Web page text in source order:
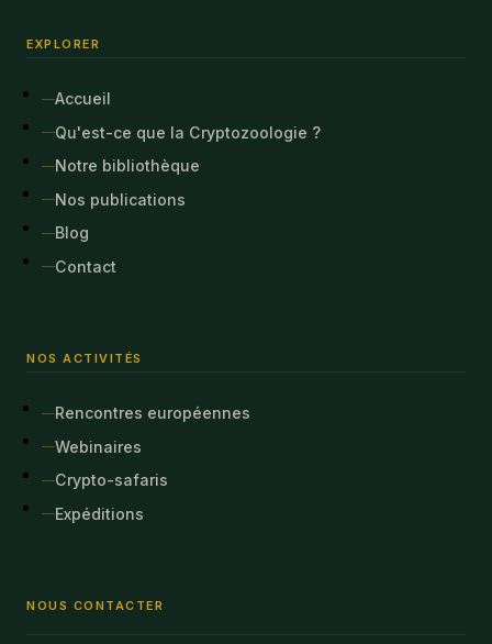
EXPLORER
Accueil
Qu'est-ce que la Cryptozoologie ?
Notre bibliothèque
Nos publications
Blog
Contact
NOS ACTIVITÉS
Rencontres européennes
Webinaires
Crypto-safaris
Expéditions
NOUS CONTACTER